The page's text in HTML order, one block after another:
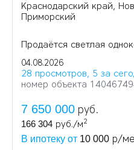
Краснодарский край,
Приморский
Продаётся светлая
04.08.2026
28 просмотров, 5 за
номер объекта
7 650 000 руб.
166 304 руб./м2
В ипотеку от 10 000 р/